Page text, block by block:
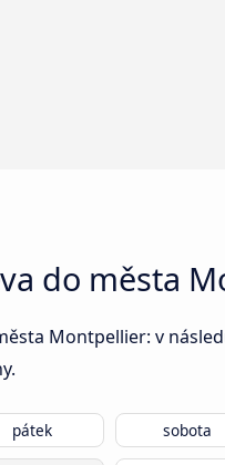
do města
Montpellier: v
pátek sobota